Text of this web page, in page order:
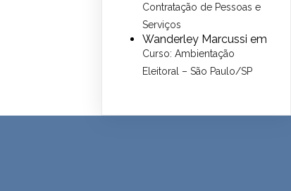
Contratação de Pessoas e
Serviços
Wanderley Marcussi em
Curso: Ambientação
Eleitoral – São Paulo/SP